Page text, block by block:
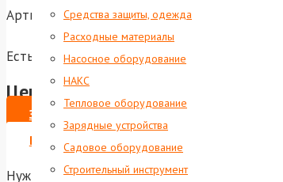
Средства защиты, одежда
Расходные материалы
Насосное оборудование
НАКС
Тепловое оборудование
Зарядные устройства
Садовое оборудование
Строительный инструмент
Артикул: foxweld-2792
Есть в наличии
Цена по запросу
ЗАКАЗАТЬ
ВЫПИСАТЬ СЧЕТ НА ЮР. ЛИЦО
Нужна консультация?